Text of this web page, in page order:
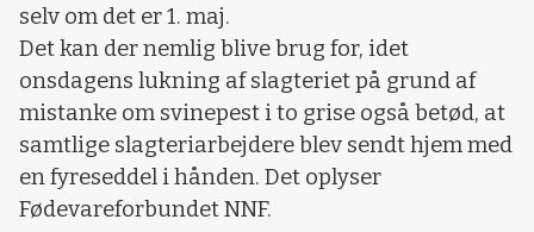
selv om det er 1. maj.
Det kan der nemlig blive brug for, idet
onsdagens lukning af slagteriet på grund af
mistanke om svinepest i to grise også betød, at
samtlige slagteriarbejdere blev sendt hjem med
en fyreseddel i hånden. Det oplyser
Fødevareforbundet NNF.